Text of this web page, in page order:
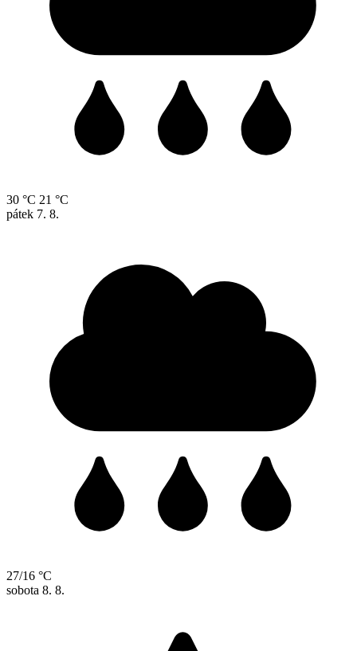
30 °C 21 °C
pátek 7. 8.
27/16 °C
sobota 8. 8.